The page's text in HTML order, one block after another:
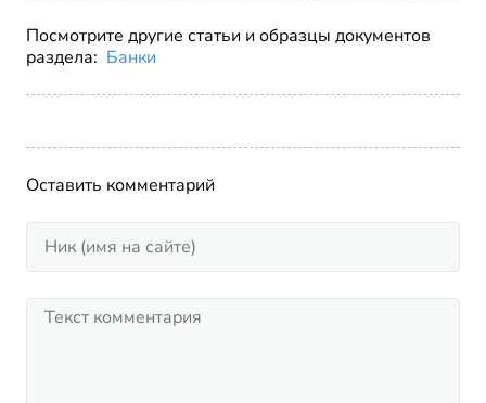
Посмотрите другие статьи и образцы документов
раздела: Банки
Оставить комментарий